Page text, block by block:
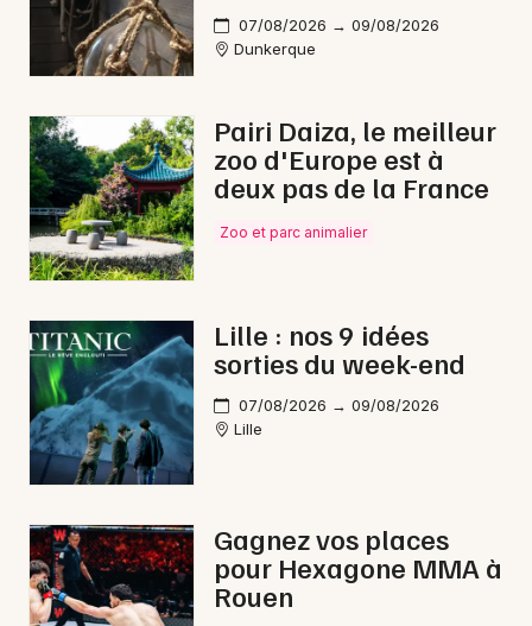
En ligne en Nord-Pas-de-Calais
En ligne dans les Hauts-de-France
Newsletter des sorties
Artistes en tournée
Actus à Douai
Magazine à Douai
07/08/2026 → 09/08/2026
Dunkerque
Pairi Daiza, le meilleur
zoo d'Europe est à
deux pas de la France
Zoo et parc animalier
Lille : nos 9 idées
sorties du week-end
07/08/2026 → 09/08/2026
Lille
Gagnez vos places
pour Hexagone MMA à
Rouen